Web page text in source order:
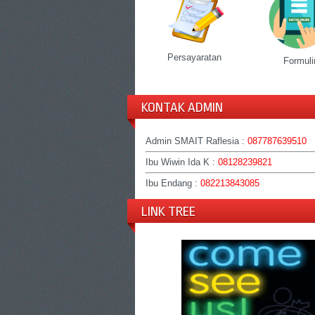
Persayaratan
KONTAK ADMIN
Admin SMAIT Raflesia : 087787639510
Ibu Wiwin Ida K : 08128239821
Ibu Endang : 082213843085
LINK TREE